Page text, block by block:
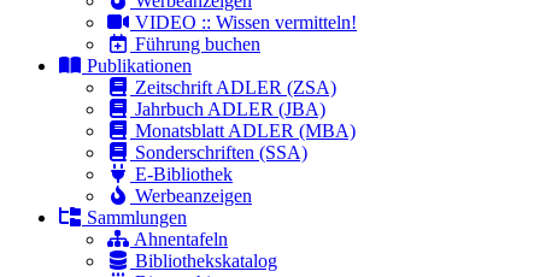
VIDEO :: Wissen vermitteln!
Führung buchen
Publikationen
Zeitschrift ADLER (ZSA)
Jahrbuch ADLER (JBA)
Monatsblatt ADLER (MBA)
Sonderschriften (SSA)
E-Bibliothek
Werbeanzeigen
Sammlungen
Ahnentafeln
Bibliothekskatalog